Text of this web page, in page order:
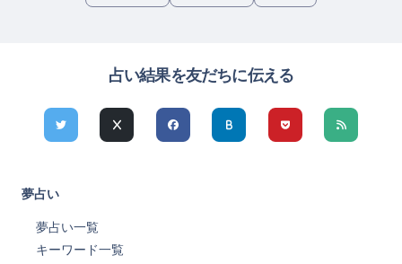
占い結果を友だちに伝える
夢占い
夢占い一覧
キーワード一覧